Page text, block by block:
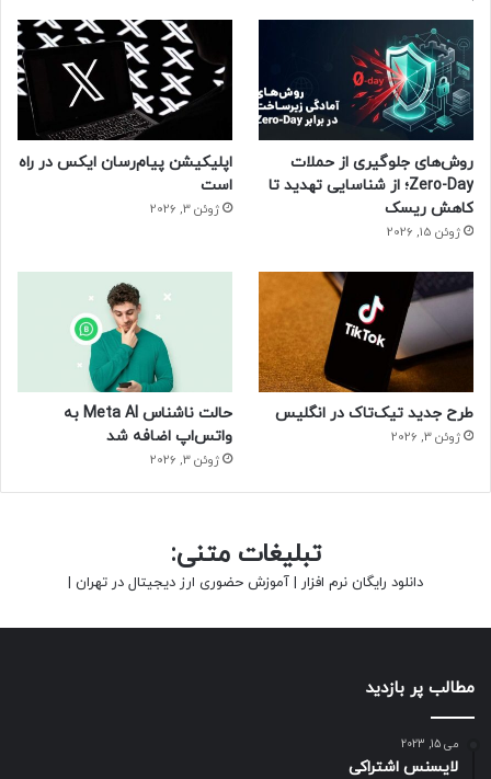
روش‌های جلوگیری از حملات
Zero-Day؛ از شناسایی تهدید تا
کاهش ریسک
ژوئن 15, 2026
اپلیکیشن پیام‌رسان ایکس در راه
است
ژوئن 3, 2026
طرح جدید تیک‌تاک در انگلیس
ژوئن 3, 2026
حالت ناشناس Meta AI به
واتس‌اپ اضافه شد
ژوئن 3, 2026
تبلیغات متنی:
دانلود رایگان نرم افزار | آموزش حضوری ارز دیجیتال در تهران |
مطالب پر بازدید
می 15, 2023
لایسنس اشتراکی